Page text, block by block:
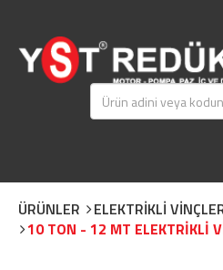
ÜRÜNLER ELEKTRİKLİ
10 TON - 12 MT ELEKTRİKLİ